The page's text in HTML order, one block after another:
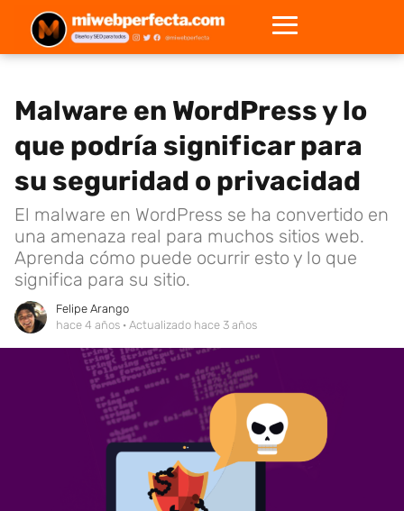
Malware en WordPress y lo
que podría significar para
su seguridad o privacidad
El malware en WordPress se ha convertido en
una amenaza real para muchos sitios web.
Aprenda cómo puede ocurrir esto y lo que
significa para su sitio.
Felipe Arango
hace 4 años · Actualizado hace 3 años